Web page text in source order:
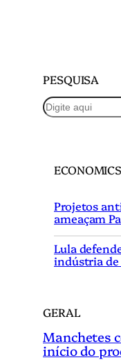
PESQUISA
P
e
ECONOMICS
Projetos
ameaçam
Lula
indústria de
GERAL
Manchetes
início do